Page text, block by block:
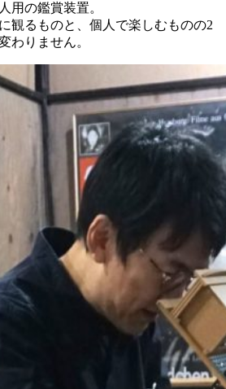
用の鑑賞装置。
観るものと、個人で楽しむものの2
わりません。